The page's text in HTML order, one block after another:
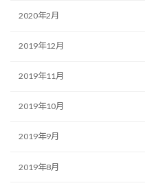
2020年2月
2019年12月
2019年11月
2019年10月
2019年9月
2019年8月